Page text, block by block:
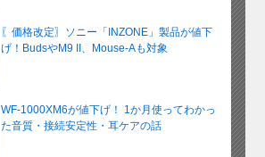
〖価格改定〗ソニー「INZONE」製品が値下
げ！BudsやM9 II、Mouse-Aも対象
WF-1000XM6が値下げ！ 1か月使ってわかっ
た音質・接続安定性・耳ケアの話